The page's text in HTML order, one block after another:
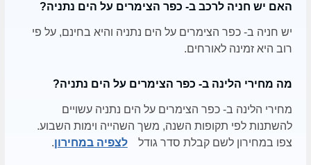
האם יש חניה לרכב ב- כפר הצימרים על הים נתניה?
יש חניה ב- כפר הצימרים על הים נתניה והיא בחינם, על פי
רוב היא זמינה לאורחים.
מה מחירי הלינה ב- כפר הצימרים על הים נתניה?
מחירי הלינה ב- כפר הצימרים על הים נתניה עשויים
להשתנות לפי תקופות השנה, משך השהייה וימות השבוע.
צפו במחירון לשם קבלת סדר גודל
לצפיה במחירון.